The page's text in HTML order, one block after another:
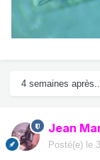
4 semaines
Jean
Posté(e) le